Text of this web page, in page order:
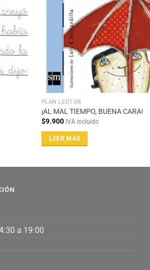
PLAN LECTOR
¡AL MAL TIEMPO, BUENA CARA!
$9.900 IVA incluido
LEER MÁS
a 19:00